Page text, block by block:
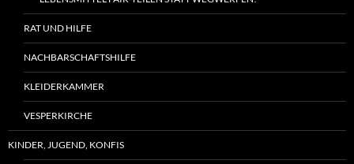
RAT UND HILFE
NACHBARSCHAFTSHILFE
KLEIDERKAMMER
VESPERKIRCHE
KINDER, JUGEND, KONFIS